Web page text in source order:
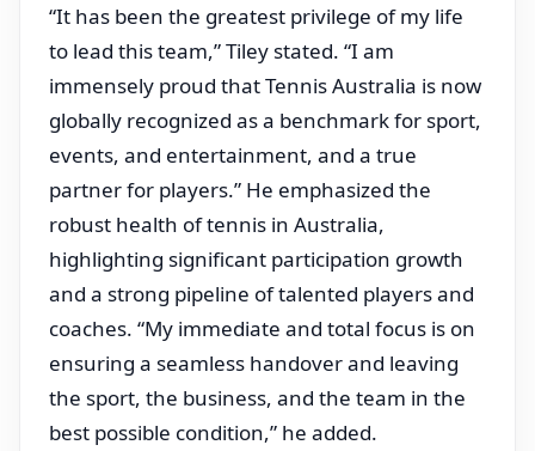
“It has been the greatest privilege of my life
to lead this team,” Tiley stated. “I am
immensely proud that Tennis Australia is now
globally recognized as a benchmark for sport,
events, and entertainment, and a true
partner for players.” He emphasized the
robust health of tennis in Australia,
highlighting significant participation growth
and a strong pipeline of talented players and
coaches. “My immediate and total focus is on
ensuring a seamless handover and leaving
the sport, the business, and the team in the
best possible condition,” he added.